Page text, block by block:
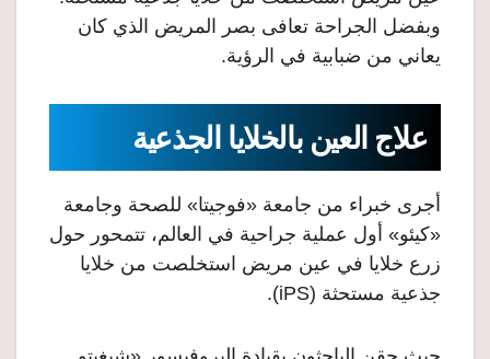
وبفضل الجراحة تعافى بصر المريض الذي كان
يعاني من ضبابية في الرؤية.
علاج العين بالخلايا الجذعية
أجرى خبراء من جامعة «فوجيتا» للصحة وجامعة
«كيئو» أول عملية جراحية في العالم، تتمحور حول
زرع خلايا في عين مريض استخلصت من خلايا
جذعية مستحثة (iPS).